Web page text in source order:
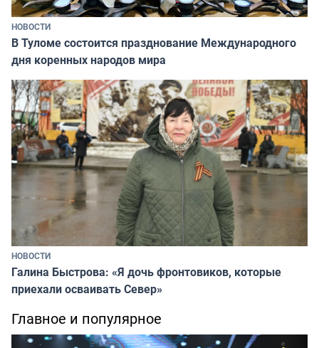
НОВОСТИ
В Туломе состоится празднование Международного
дня коренных народов мира
НОВОСТИ
Галина Быстрова: «Я дочь фронтовиков, которые
приехали осваивать Север»
Главное и популярное